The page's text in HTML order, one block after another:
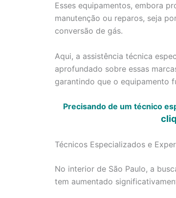
Esses equipamentos, embora
manutenção ou reparos, seja
conversão de gás.
Aqui, a assistência técnica
aprofundado sobre essas
garantindo que o equipamento
Precisando de um técnico
Técnicos Especializados e
No interior de São Paulo, a
tem aumentado